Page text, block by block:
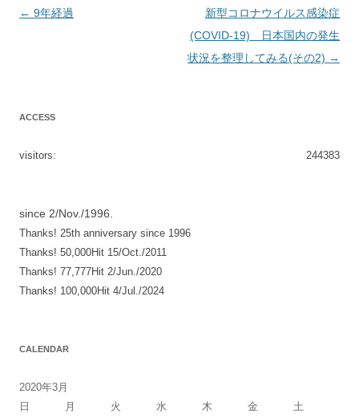
投
← 9年経過
新型コロナウイルス感染症
(COVID-19) 日本国内の発生
状況を整理してみる(その2) →
ACCESS
244383
visitors:
since 2/Nov./1996.
Thanks! 25th anniversary since 1996
Thanks! 50,000Hit 15/Oct./2011
Thanks! 77,777Hit 2/Jun./2020
Thanks! 100,000Hit 4/Jul./2024
CALENDAR
2020年3月
日
月 火 水 木 金
土